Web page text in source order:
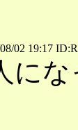
02 19:17
に